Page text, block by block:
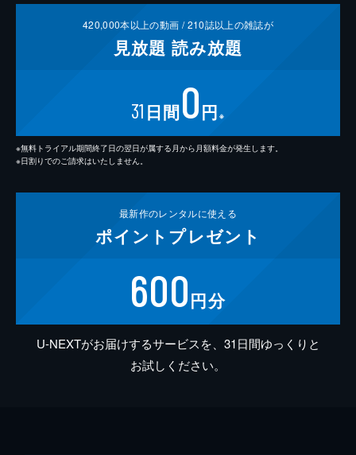
420,000本以上の動画 /210誌以上の雑誌が
見放題 読み放題
31 日間0円 ※
※無料トライアル期間終了日の翌日が属する月から月額料金が発生します。
※日割りでのご請求はいたしません。
最新作のレンタルに使える
ポイント プレゼント
600円分
U-NEXTがお届けするサービスを、31日間ゆっくりと
お試しください。